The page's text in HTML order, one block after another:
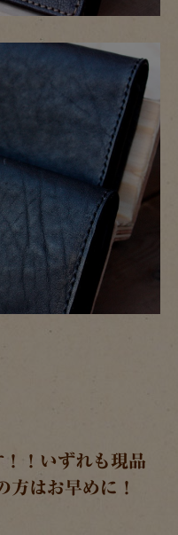
！いずれも現品
方はお早めに！